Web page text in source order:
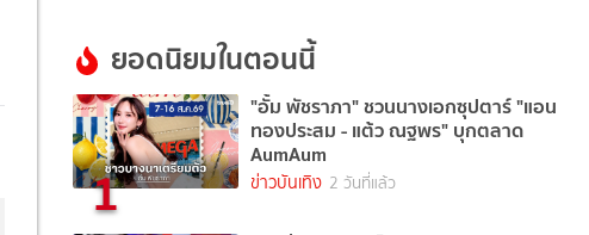
ยอดนิยมในตอนนี้
1
"อั้ม พัชราภา" ชวนนางเอกซุปตาร์ "แอน
ทองประสม - แต้ว ณฐพร" บุกตลาด
AumAum
ข่าวบันเทิง 2 วันที่แล้ว